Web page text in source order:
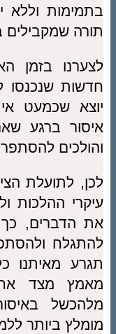
בתמימות וללא
תורה שמקבילים
לצערנו בזמן
חדשות שנכנסו
יוצא שכמעט
איסור ברגע
והולכים
לכן, לתועלת
עיקרי ההלכות
את הדברים,
להתגלח
תגרע מאיתנו
מאמץ מצד
מלהכשל
מומלץ ביותר